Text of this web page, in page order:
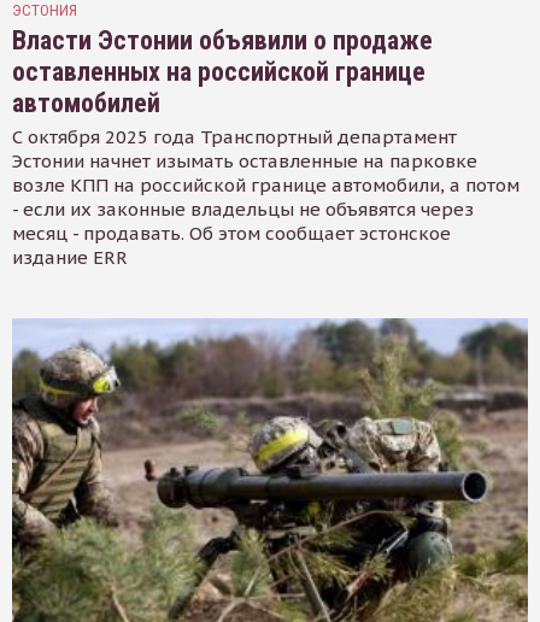
ЭСТОНИЯ
Власти Эстонии объявили о продаже
оставленных на российской границе
автомобилей
С октября 2025 года Транспортный департамент
Эстонии начнет изымать оставленные на парковке
возле КПП на российской границе автомобили, а потом
- если их законные владельцы не объявятся через
месяц - продавать. Об этом сообщает эстонское
издание ERR